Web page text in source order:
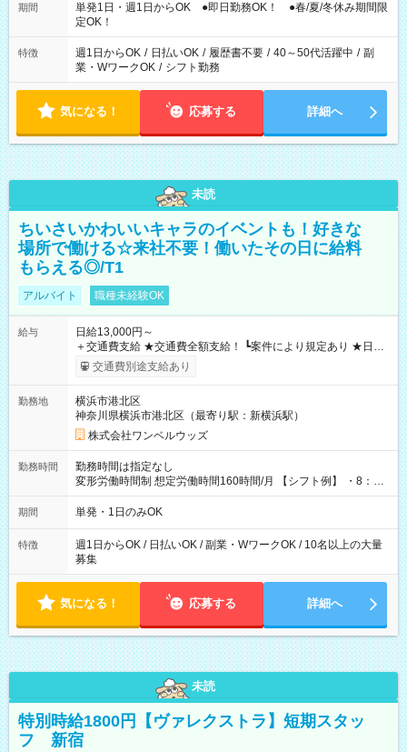
期間
単発1日・週1日からOK ●即日勤務OK！ ●春/夏/冬休み期間限
定OK！
特徴 週1日からOK / 日払いOK / 履歴書不要 / 40～50代活躍中 / 副
業・WワークOK / シフト勤務
気になる！ 応募する 詳細へ
未読
ちいさいかわいいキャラのイベントも！好きな
場所で働ける☆来社不要！働いたその日に給料
もらえる◎/T1
アルバイト 職種未経験OK
給与
日給13,000円～
＋交通費支給 ★交通費全額支給！ ┗案件により規定あり ★日払
いOK！（規定あり） ┗働いたその日に現金GET♪ お仕事後はコ
ンビニATMから 日払い分を引き落とせます！ 【試用期間】試
交通費別途支給あり
勤務地
横浜市港北区
神奈川県横浜市港北区（最寄り駅：新横浜駅）
株式会社ワンベルウッズ
勤務時間
勤務時間は指定なし
変形労働時間制 想定労働時間160時間/月 【シフト例】 ・8：00
～21：00
期間 単発・1日のみOK
特徴
週1日からOK / 日払いOK / 副業・WワークOK / 10名以上の大量
募集
気になる！ 応募する 詳細へ
未読
特別時給1800円【ヴァレクストラ】短期スタッ
フ 新宿